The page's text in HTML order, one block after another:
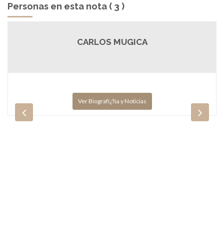
Personas en esta nota ( 3 )
CARLOS MUGICA
Ver Biografï¿½a y Noticias